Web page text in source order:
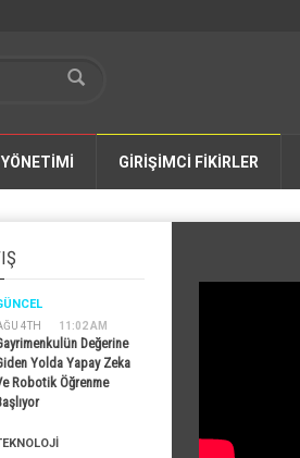
GİRİŞİMCİ FİKİRLER
4TH 11:02 AM
Değerine
Yolda Yapay Zeka
Robotik Öğrenme